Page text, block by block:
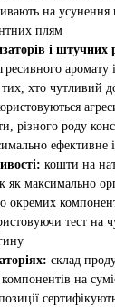
на усунення
плям
і штучних
хто чутливий
різного роду
ефективне і
кошти на
як максимально
окремих
тест на
склад
на